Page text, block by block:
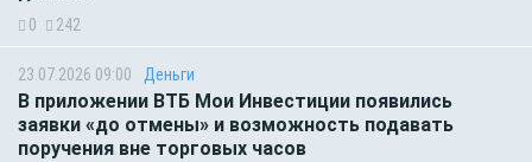
0 242
23.07.2026 09:00 Деньги
В приложении ВТБ Мои Инвестиции появились
заявки «до отмены» и возможность подавать
поручения вне торговых часов